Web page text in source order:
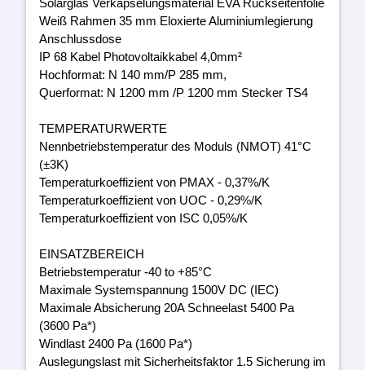
Solarglas Verkapselungsmaterial EVA Rückseitenfolie
Weiß Rahmen 35 mm Eloxierte Aluminiumlegierung
Anschlussdose
IP 68 Kabel Photovoltaikkabel 4,0mm²
Hochformat: N 140 mm/P 285 mm,
Querformat: N 1200 mm /P 1200 mm Stecker TS4
TEMPERATURWERTE
Nennbetriebstemperatur des Moduls (NMOT) 41°C
(±3K)
Temperaturkoeffizient von PMAX - 0,37%/K
Temperaturkoeffizient von UOC - 0,29%/K
Temperaturkoeffizient von ISC 0,05%/K
EINSATZBEREICH
Betriebstemperatur -40 to +85°C
Maximale Systemspannung 1500V DC (IEC)
Maximale Absicherung 20A Schneelast 5400 Pa
(3600 Pa*)
Windlast 2400 Pa (1600 Pa*)
Auslegungslast mit Sicherheitsfaktor 1.5 Sicherung im